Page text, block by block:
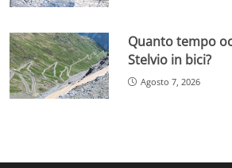
Quanto tempo
Stelvio in bici?
Agosto 7, 2026